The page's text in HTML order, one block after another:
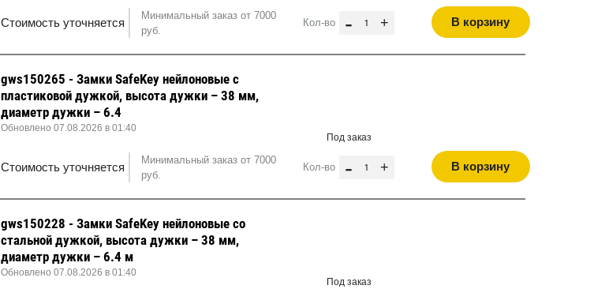
Стоимость уточняется
Минимальный заказ от 7000
руб.
Кол-во - + В корзину
gws150265 - Замки SafeKey нейлоновые с
пластиковой дужкой, высота дужки – 38 мм,
диаметр дужки – 6.4
Обновлено 07.08.2026 в 01:40
Стоимость уточняется
Минимальный заказ от 7000
руб.
Под заказ
Кол-во - + В корзину
gws150228 - Замки SafeKey нейлоновые со
стальной дужкой, высота дужки – 38 мм,
диаметр дужки – 6.4 м
Обновлено 07.08.2026 в 01:40
Под заказ